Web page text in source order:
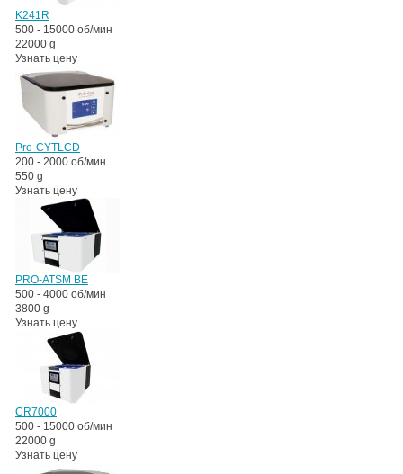
K241R
500 - 15000 об/мин
22000 g
Узнать цену
Pro-CYTLCD
200 - 2000 об/мин
550 g
Узнать цену
PRO-ATSM BE
500 - 4000 об/мин
3800 g
Узнать цену
CR7000
500 - 15000 об/мин
22000 g
Узнать цену